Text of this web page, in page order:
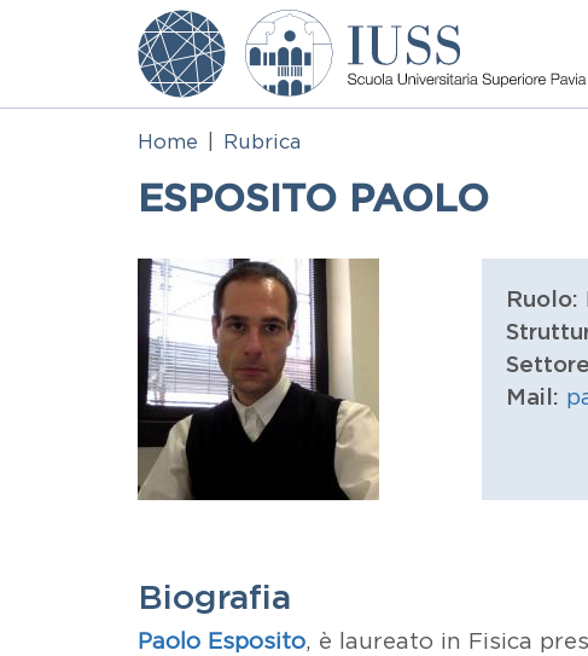
Salta al contenuto principale
Home Rubrica
ESPOSITO PAOLO
Ruolo:
Mail:
Biografia
Paolo Esposito, è laureato in Fisica